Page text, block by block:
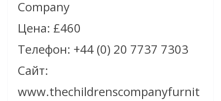
Company
Цена: £460
Телефон: +44 (0) 20 7737 7303
Сайт:
www.thechildrenscompanyfurnit